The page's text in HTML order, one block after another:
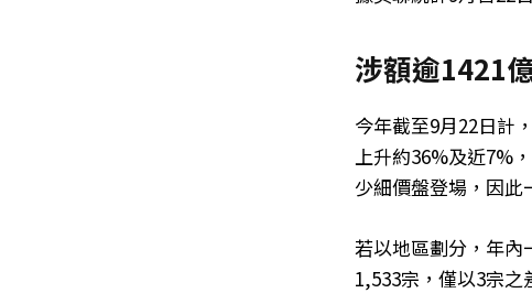
涉額逾1421
今年截至9月22日計
上升約36%及近7%
少細價盤登場，因此
若以地區劃分，年內
1,533宗，僅以3宗